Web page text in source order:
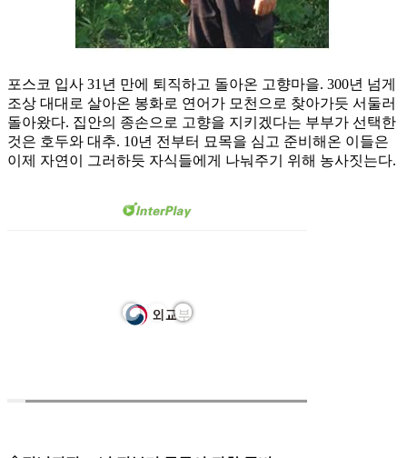
포스코 입사 31년 만에 퇴직하고 돌아온 고향마을. 300년 넘게
조상 대대로 살아온 봉화로 연어가 모천으로 찾아가듯 서둘러
돌아왔다. 집안의 종손으로 고향을 지키겠다는 부부가 선택한
것은 호두와 대추. 10년 전부터 묘목을 심고 준비해온 이들은
이제 자연이 그러하듯 자식들에게 나눠주기 위해 농사짓는다.